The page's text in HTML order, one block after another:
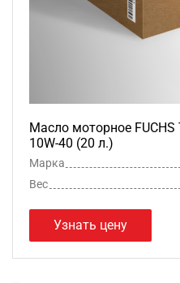
Масло моторное FUCHS
10W-40 (20 л.)
Марка
Вес
Узнать цену